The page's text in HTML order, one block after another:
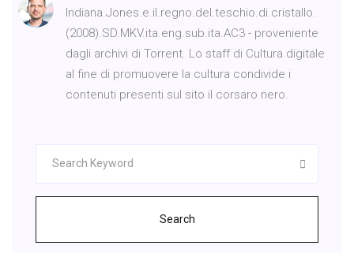
Indiana.Jones.e.il.regno.del.teschio.di.cristallo.
(2008).SD.MKV.ita.eng.sub.ita.AC3 - proveniente
dagli archivi di Torrent. Lo staff di Cultura digitale
al fine di promuovere la cultura condivide i
contenuti presenti sul sito il corsaro nero.
Search